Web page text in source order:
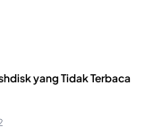
yang Tidak Terbaca